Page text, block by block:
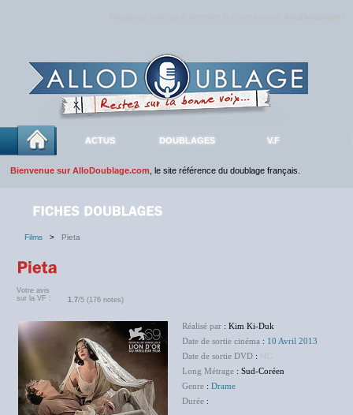
ACTUS DOUBLAGES V.F
Bienvenue sur AlloDoublage.com , le site référence du doublage français.
Films > Pieta
Votre avis
sur la VF :
1.7/5 (176 notes)
Réalisé par : Kim Ki-Duk
Date de sortie cinéma : 10 Avril 2013
Date de sortie DVD : NC
Long Métrage : Sud-Coréen
Genre : Drame
Durée :